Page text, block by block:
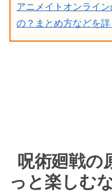
アニメイトオンライ
の？まとめ方などを詳
呪術廻戦の
っと楽しむ